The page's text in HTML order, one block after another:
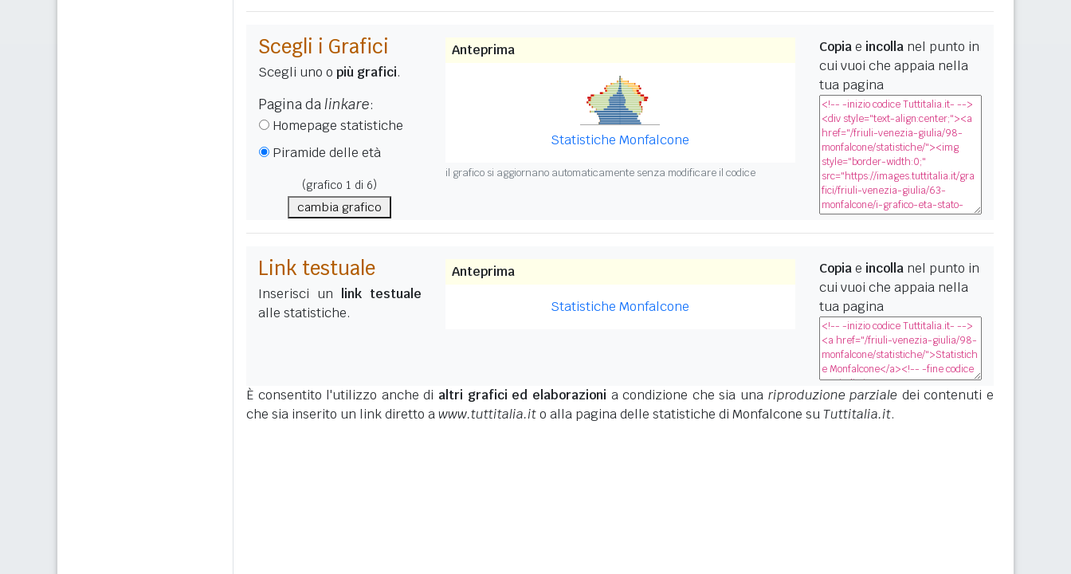
Scegli i Grafici
Scegli uno o più grafici.
Pagina dalinkare:
Homepage statistiche
Piramide delle età
(grafico 1 di 6)
cambia grafico
Anteprima
Statistiche Monfalcone
il grafico si aggiornano automaticamente senza modificare il codice
Copiae incollanel punto in
cui vuoi che appaia nella
tua pagina
Link testuale
Inserisci un
link testuale
alle statistiche.
Anteprima
Statistiche Monfalcone
Copiae incollanel punto in
cui vuoi che appaia nella
tua pagina
È consentito l'utilizzo anche di altri grafici ed elaborazioni a condizione che sia una riproduzione parziale dei contenuti e
che sia inserito un link diretto awww.tuttitalia.ito alla pagina delle statistiche di Monfalcone suTuttitalia.it.